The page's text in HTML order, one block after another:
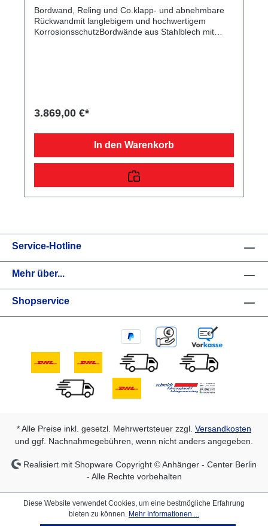
Bordwand, Reling und Co.klapp- und abnehmbare
Rückwandmit langlebigem und hochwertigem
KorrosionsschutzBordwände aus Stahlblech mit
Straßenlage durch teststreckengeprüftes Fahrgestell
mit Sicherheitsanzeigegeschraubtes
FahrgestellKunststoff-Kratzschutz auf
Bodendurchgängiger, rutschhemmender und
wasserfester Siebdruckholzboden15 mm starkRäder
versenkte Verzurrbügel, auf der Ladefläche im
Rahmen integriertLichttechnische
Rückfahrscheinwerfermit Nebelschlussleuchte13-
poliger Stecker, EG-AusstattungAuffahrrampen und -
schächteintegrierter Aufnahmeschacht für
Auffahrrampen hinter dem Kennzeichenträger
3.869,00 €*
In den Warenkorb
Service-Hotline
Mehr über...
Shopservice
* Alle Preise inkl. gesetzl. Mehrwertsteuer zzgl. Versandkosten
und ggf. Nachnahmegebühren, wenn nicht anders angegeben.
Realisiert mit Shopware Copyright © Anhänger - Center Berlin
- Alle Rechte vorbehalten
Diese Website verwendet Cookies, um eine bestmögliche Erfahrung
bieten zu können. Mehr Informationen ...